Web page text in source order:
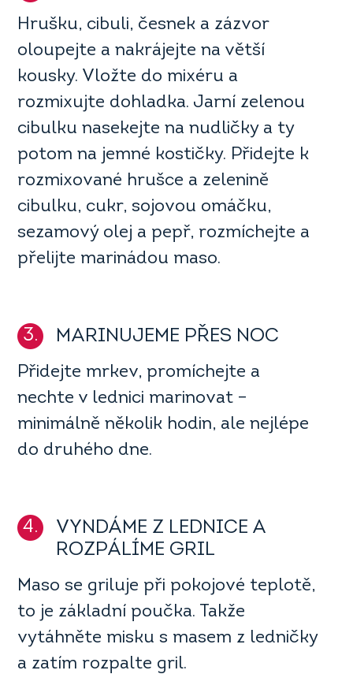
Hrušku, cibuli, česnek a zázvor
oloupejte a nakrájejte na větší
kousky. Vložte do mixéru a
rozmixujte dohladka. Jarní zelenou
cibulku nasekejte na nudličky a ty
potom na jemné kostičky. Přidejte k
rozmixované hrušce a zelenině
cibulku, cukr, sojovou omáčku,
sezamový olej a pepř, rozmíchejte a
přelijte marinádou maso.
3. MARINUJEME PŘES NOC
Přidejte mrkev, promíchejte a
nechte v lednici marinovat –
minimálně několik hodin, ale nejlépe
do druhého dne.
4.
VYNDÁME Z LEDNICE A
ROZPÁLÍME GRIL
Maso se griluje při pokojové teplotě,
to je základní poučka. Takže
vytáhněte misku s masem z ledničky
a zatím rozpalte gril.